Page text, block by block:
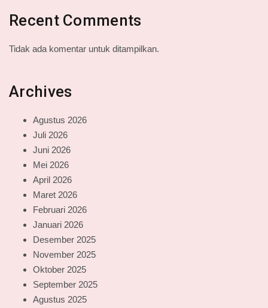
Recent Comments
Tidak ada komentar untuk ditampilkan.
Archives
Agustus 2026
Juli 2026
Juni 2026
Mei 2026
April 2026
Maret 2026
Februari 2026
Januari 2026
Desember 2025
November 2025
Oktober 2025
September 2025
Agustus 2025